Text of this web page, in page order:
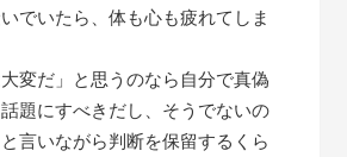
でいたら、体も心も疲れてしま
変だ」と思うのなら自分で真偽
題にすべきだし、そうでないの
言いながら判断を保留するくら